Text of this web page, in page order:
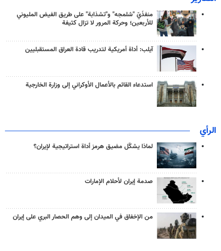
منفذَيّ "شلمجه" و"تشذابة" على طريق الفيض المليوني
للأربعين؛ وحركة المرور لا تزال كثيفة
آيلب: أداة أمريكية لتدريب قادة العراق المستقبليين
استدعاء القائم بالأعمال الأوكراني إلى وزارة الخارجية
الرأي
لماذا يشكّل مضيق هرمز أداة استراتيجية لإيران؟
صدمة إيران لأحلام الإمارات
من الإخفاق في الميدان إلى وهم الحصار البري على إيران